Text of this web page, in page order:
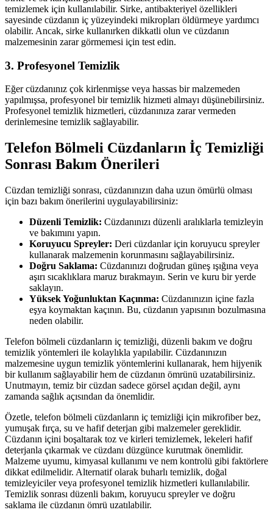
temizlemek için kullanılabilir. Sirke, antibakteriyel özellikleri
sayesinde cüzdanın iç yüzeyindeki mikropları öldürmeye yardımcı
olabilir. Ancak, sirke kullanırken dikkatli olun ve cüzdanın
malzemesinin zarar görmemesi için test edin.
3. Profesyonel Temizlik
Eğer cüzdanınız çok kirlenmişse veya hassas bir malzemeden
yapılmışsa, profesyonel bir temizlik hizmeti almayı düşünebilirsiniz.
Profesyonel temizlik hizmetleri, cüzdanınıza zarar vermeden
derinlemesine temizlik sağlayabilir.
Telefon Bölmeli Cüzdanların İç Temizliği
Sonrası Bakım Önerileri
Cüzdan temizliği sonrası, cüzdanınızın daha uzun ömürlü olması
için bazı bakım önerilerini uygulayabilirsiniz:
Düzenli Temizlik: Cüzdanınızı düzenli aralıklarla temizleyin
ve bakımını yapın.
Koruyucu Spreyler: Deri cüzdanlar için koruyucu spreyler
kullanarak malzemenin korunmasını sağlayabilirsiniz.
Doğru Saklama: Cüzdanınızı doğrudan güneş ışığına veya
aşırı sıcaklıklara maruz bırakmayın. Serin ve kuru bir yerde
saklayın.
Yüksek Yoğunluktan Kaçınma: Cüzdanınızın içine fazla
eşya koymaktan kaçının. Bu, cüzdanın yapısının bozulmasına
neden olabilir.
Telefon bölmeli cüzdanların iç temizliği, düzenli bakım ve doğru
temizlik yöntemleri ile kolaylıkla yapılabilir. Cüzdanınızın
malzemesine uygun temizlik yöntemlerini kullanarak, hem hijyenik
bir kullanım sağlayabilir hem de cüzdanın ömrünü uzatabilirsiniz.
Unutmayın, temiz bir cüzdan sadece görsel açıdan değil, aynı
zamanda sağlık açısından da önemlidir.
Özetle, telefon bölmeli cüzdanların iç temizliği için mikrofiber bez,
yumuşak fırça, su ve hafif deterjan gibi malzemeler gereklidir.
Cüzdanın içini boşaltarak toz ve kirleri temizlemek, lekeleri hafif
deterjanla çıkarmak ve cüzdanı düzgünce kurutmak önemlidir.
Malzeme uyumu, kimyasal kullanımı ve nem kontrolü gibi faktörlere
dikkat edilmelidir. Alternatif olarak buharlı temizlik, doğal
temizleyiciler veya profesyonel temizlik hizmetleri kullanılabilir.
Temizlik sonrası düzenli bakım, koruyucu spreyler ve doğru
saklama ile cüzdanın ömrü uzatılabilir.